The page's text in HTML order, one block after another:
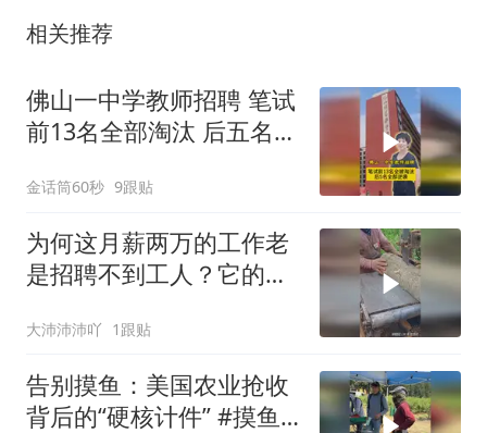
相关推荐
佛山一中学教师招聘 笔试
前13名全部淘汰 后五名全
金话筒60秒 9跟贴
为何这月薪两万的工作老
是招聘不到工人？它的危
大沛沛沛吖 1跟贴
告别摸鱼：美国农业抢收
背后的“硬核计件” #摸鱼